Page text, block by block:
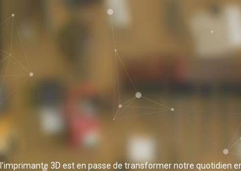
3D est en passe de transformer notre